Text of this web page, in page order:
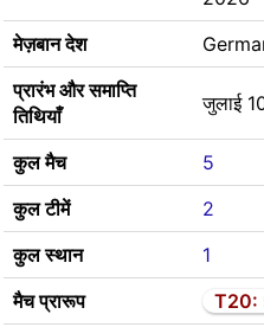
मेज़बान देश
प्रारंभ और समाप्ति
तिथियाँ
जुलाई
कुल मैच
5
कुल टीमें
2
कुल स्थान
1
मैच प्रारूप
T20: